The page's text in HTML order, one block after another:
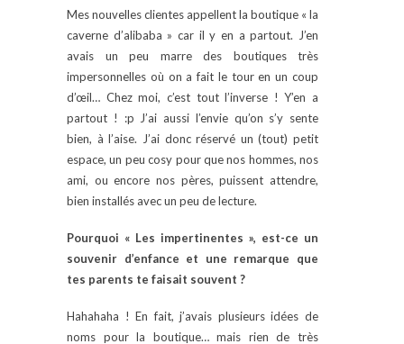
Mes nouvelles clientes appellent la boutique « la
caverne d’alibaba » car il y en a partout. J’en
avais un peu marre des boutiques très
impersonnelles où on a fait le tour en un coup
d’œil… Chez moi, c’est tout l’inverse ! Y’en a
partout ! :p J’ai aussi l’envie qu’on s’y sente
bien, à l’aise. J’ai donc réservé un (tout) petit
espace, un peu cosy pour que nos hommes, nos
ami, ou encore nos pères, puissent attendre,
bien installés avec un peu de lecture.
Pourquoi « Les impertinentes », est-ce un
souvenir d’enfance et une remarque que
tes parents te faisait souvent ?
Hahahaha ! En fait, j’avais plusieurs idées de
noms pour la boutique… mais rien de très